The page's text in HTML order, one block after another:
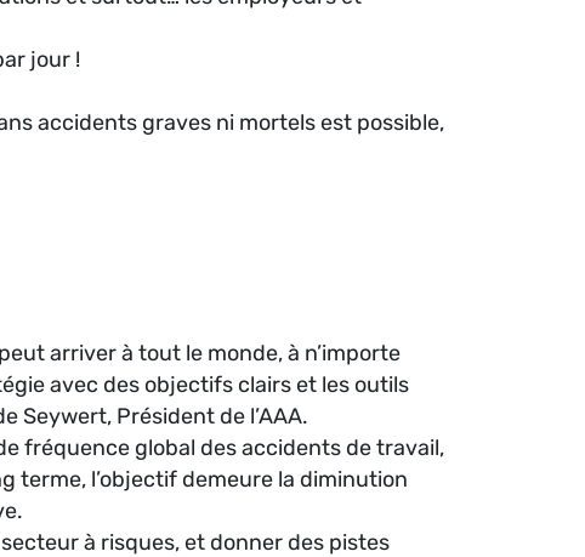
jour !
accidents graves ni mortels est possible,
arriver à tout le monde, à n’importe
avec des objectifs clairs et les outils
Seywert, Président de l’AAA.
fréquence global des accidents de travail,
terme, l’objectif demeure la diminution
secteur à risques, et donner des pistes